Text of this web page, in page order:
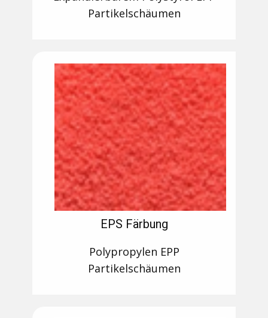
Partikelschäumen
EPS Färbung
Polypropylen EPP
Partikelschäumen